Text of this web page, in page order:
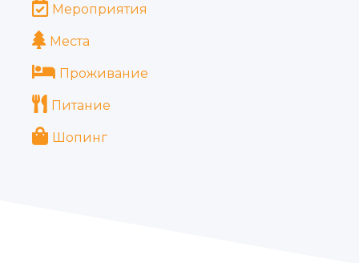
Мероприятия
Места
Проживание
Питание
Шопинг